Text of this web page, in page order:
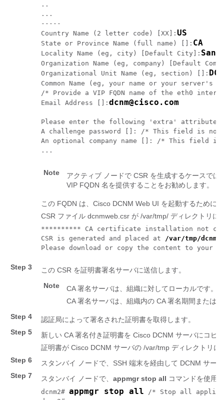
..
...
-----
Country Name (2 letter code) [XX]: US
State or Province Name (full name) []: CA
Locality Name (eg, city) [Default City]: San
Organization Name (eg, company) [Default
Organizational Unit Name (eg, section) []:
Common Name (eg, your name or your server's
/* Provide a VIP FQDN name of the eth0
Email Address []: dcnm@cisco.com
Please enter the following 'extra'
A challenge password []: /* This field is not
An optional company name []: /* This field is
...
Note
アクティブ ノードで CSR を生成するケースで
VIP FQDN 名を提供することをお勧めします。
この FQDN は、Cisco DCNM Web UI を起動するために
CSR ファイル dcnmweb.csr が /var/tmp/ ディレクトリに
********** CA certificate installation not
CSR is generated and placed at /var/tmp/
Step 3
この CSR を証明書署名サーバに送信します。
Note
CA 署名サーバは、組織に対してローカルです。
CA 署名サーバは、組織内の CA 署名期間または
Step 4
認証局によって署名された証明書を取得します。
Step 5
新しい CA 署名付き証明書を Cisco DCNM サーバにコピ
証明書が Cisco DCNM サーバの /var/tmp ディレクトリに
Step 6
スタンバイ ノードで、SSH 端末を経由して DCNM サー
Step 7
スタンバイ ノードで、 appmgr stop all コマンドを使用
dcnm2# appmgr stop all /* Stop all